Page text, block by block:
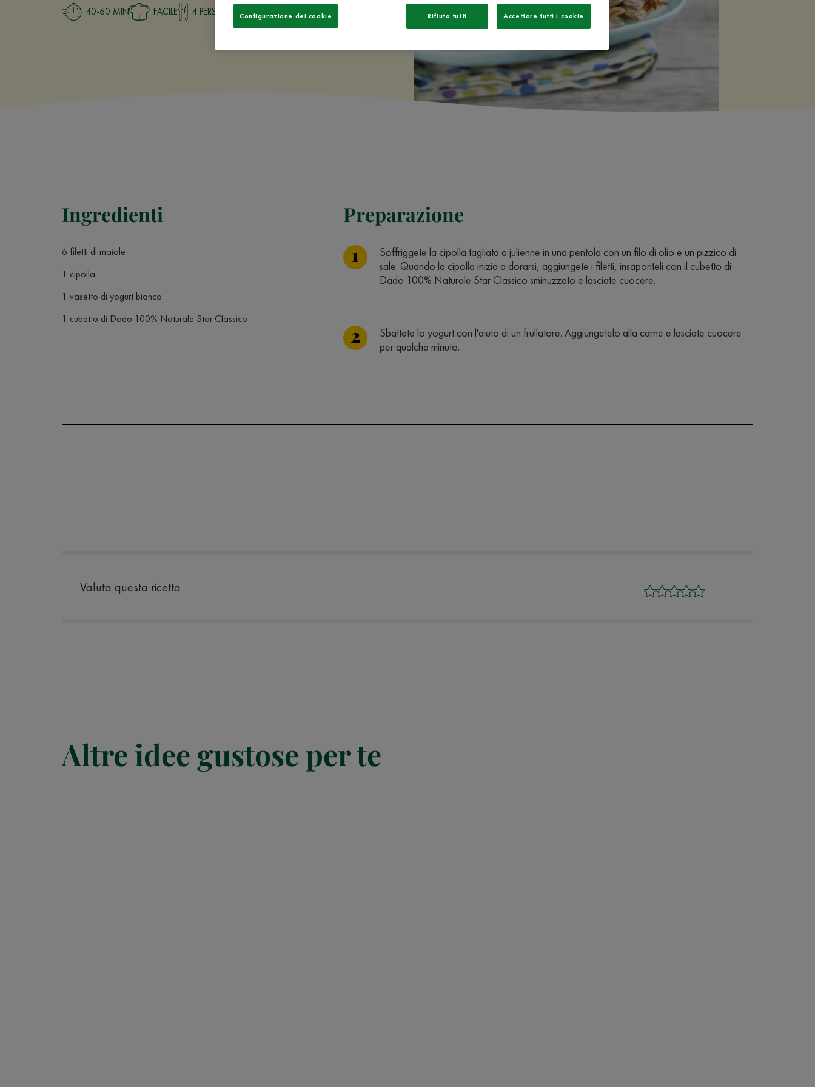
40-60 MIN FACILE 4 PERSONE
Ingredienti
6 filetti di maiale
1 cipolla
1 vasetto di yogurt bianco
1 cubetto di Dado 100% Naturale Star Classico
Preparazione
Soffriggete la cipolla tagliata a julienne in una pentola con un filo di olio e un pizzico di
sale. Quando la cipolla inizia a dorarsi, aggiungete i filetti, insaporiteli con il cubetto di
Dado 100% Naturale Star Classico sminuzzato e lasciate cuocere.
Sbattete lo yogurt con l'aiuto di un frullatore. Aggiungetelo alla carne e lasciate cuocere
per qualche minuto.
Valuta questa ricetta
Altre idee gustose per te
Rifiuta tutti Accettare tutti i cookie
Configurazione dei cookie